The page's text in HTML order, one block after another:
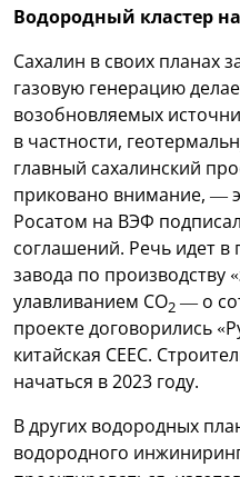
Водородный кластер
Сахалин в своих планах
газовую генерацию
возобновляемых
в частности,
главный сахалинский
приковано внимание, —
Росатом на ВЭФ
соглашений. Речь идет
завода по производству
улавливанием СО2 — о
проекте договорились
китайская CEEC.
начаться в 2023 году.
В других водородных
водородного